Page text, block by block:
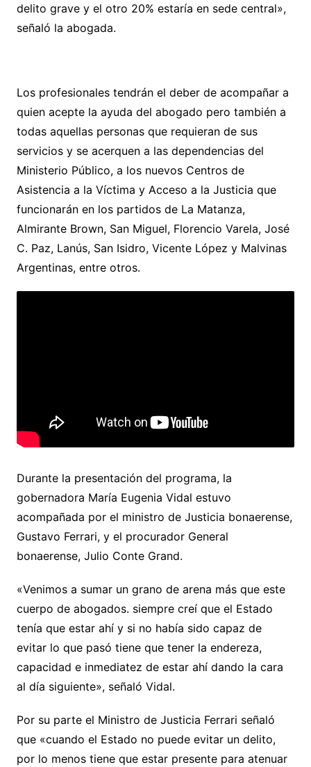
delito grave y el otro 20% estaría en sede central»,
señaló la abogada.
Los profesionales tendrán el deber de acompañar a
quien acepte la ayuda del abogado pero también a
todas aquellas personas que requieran de sus
servicios y se acerquen a las dependencias del
Ministerio Público, a los nuevos Centros de
Asistencia a la Víctima y Acceso a la Justicia que
funcionarán en los partidos de La Matanza,
Almirante Brown, San Miguel, Florencio Varela, José
C. Paz, Lanús, San Isidro, Vicente López y Malvinas
Argentinas, entre otros.
Durante la presentación del programa, la
gobernadora María Eugenia Vidal estuvo
acompañada por el ministro de Justicia bonaerense,
Gustavo Ferrari, y el procurador General
bonaerense, Julio Conte Grand.
«Venimos a sumar un grano de arena más que este
cuerpo de abogados. siempre creí que el Estado
tenía que estar ahí y si no había sido capaz de
evitar lo que pasó tiene que tener la endereza,
capacidad e inmediatez de estar ahí dando la cara
al día siguiente», señaló Vidal.
Por su parte el Ministro de Justicia Ferrari señaló
que «cuando el Estado no puede evitar un delito,
por lo menos tiene que estar presente para atenuar